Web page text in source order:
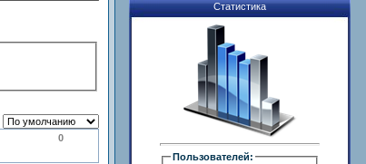
0
Статистика
Пользователей: